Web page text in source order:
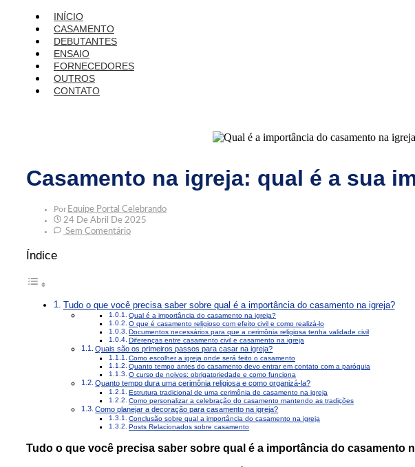
INÍCIO
CASAMENTO
DEBUTANTES
ENSAIO
FORNECEDORES
OUTROS
CONTATO
Casamento na igreja: qual é a sua
Por Equipe Portal Celebrando
24 De Abril De 2025
Sem Comentário
Índice
Tudo o que você precisa saber sobre qual é a importância do casamento na igreja?
Qual é a importância do casamento na igreja?
O que é casamento religioso com efeito civil e como realizá-lo
Documentos necessários para que a cerimônia religiosa tenha validade civil
Diferenças entre casamento civil e casamento na igreja
Quais são os primeiros passos para casar na igreja?
Como escolher a igreja onde será feito o casamento
Quanto tempo antes do casamento devo entrar em contato com a paróquia
O curso de noivos: obrigatoriedade e como funciona
Quanto tempo dura uma cerimônia religiosa e como organizá-la?
Estrutura tradicional de uma cerimônia de casamento na igreja
Como personalizar a celebração do casamento mantendo as tradições
Como planejar a decoração para casamento na igreja?
Conclusão sobre qual a importância do casamento na igreja
Posts Relacionados sobre casamento
Tudo o que você precisa saber sobre qual é a importância do casamento